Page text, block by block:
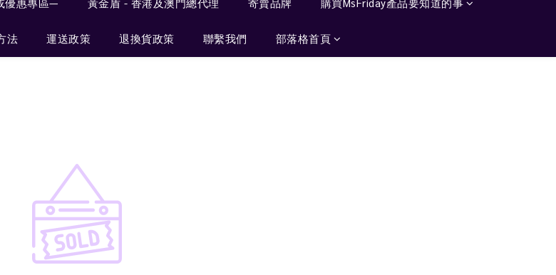
法 運送政策 退換貨政策 聯繫我們 部落格首頁